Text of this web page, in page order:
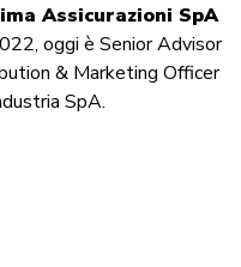
Assicurazioni SpA
oggi è Senior Advisor
& Marketing Officer
SpA.